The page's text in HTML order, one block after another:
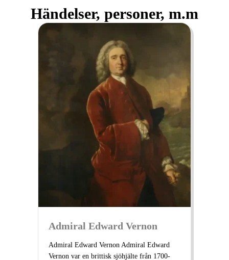
Händelser, personer, m.m
Admiral Edward Vernon
Admiral Edward Vernon Admiral Edward
Vernon var en brittisk sjöhjälte från 1700-